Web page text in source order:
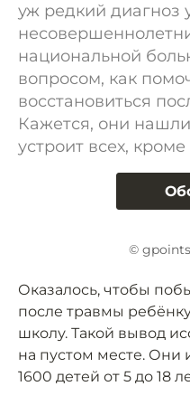
уж редкий диагноз
национальной
вопросом, как
восстановиться
Кажется, они
устроит всех,
©
Оказалось, чтобы
после травмы
школу. Такой вывод
на пустом месте. Они
1600 детей от 5 до 18